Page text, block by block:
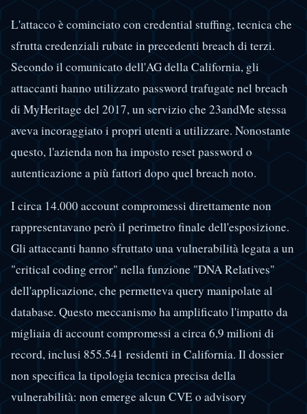
L'attacco è cominciato con credential stuffing, tecnica che
sfrutta credenziali rubate in precedenti breach di terzi.
Secondo il comunicato dell'AG della California, gli
attaccanti hanno utilizzato password trafugate nel breach
di MyHeritage del 2017, un servizio che 23andMe stessa
aveva incoraggiato i propri utenti a utilizzare. Nonostante
questo, l'azienda non ha imposto reset password o
autenticazione a più fattori dopo quel breach noto.
I circa 14.000 account compromessi direttamente non
rappresentavano però il perimetro finale dell'esposizione.
Gli attaccanti hanno sfruttato una vulnerabilità legata a un
"critical coding error" nella funzione "DNA Relatives"
dell'applicazione, che permetteva query manipolate al
database. Questo meccanismo ha amplificato l'impatto da
migliaia di account compromessi a circa 6,9 milioni di
record, inclusi 855.541 residenti in California. Il dossier
non specifica la tipologia tecnica precisa della
vulnerabilità: non emerge alcun CVE o advisory